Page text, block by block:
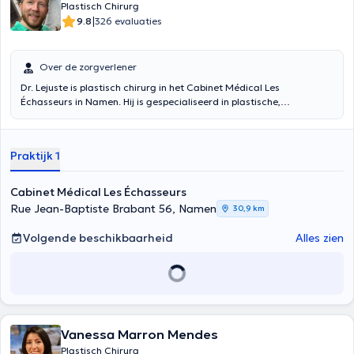
Plastisch Chirurg
9.8|326 evaluaties
Over de zorgverlener
Dr. Lejuste is plastisch chirurg in het Cabinet Médical Les
Échasseurs in Namen. Hij is gespecialiseerd in plastische,
borstreconstructie, body contouring, reconstructieve chirurgie,
Praktijk 1
Cabinet Médical Les Échasseurs
Rue Jean-Baptiste Brabant 56, Namen
30,9 km
Volgende beschikbaarheid Alles zien
Vanessa Marron Mendes
Plastisch Chirurg